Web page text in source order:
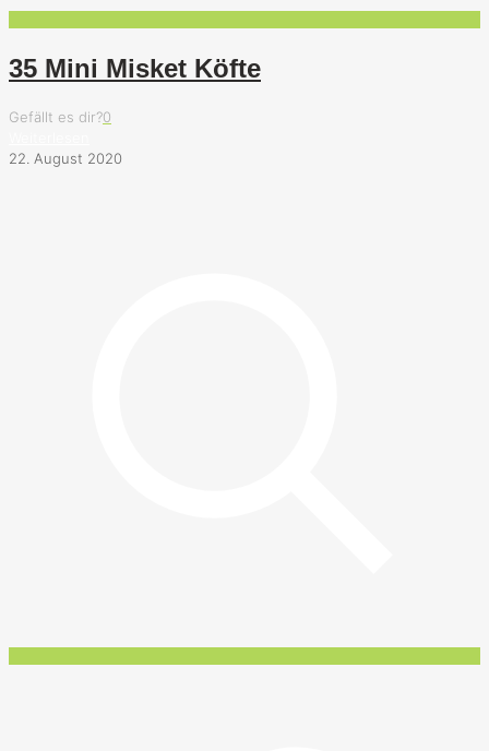
35 Mini Misket Köfte
Gefällt es dir?0
22. August 2020